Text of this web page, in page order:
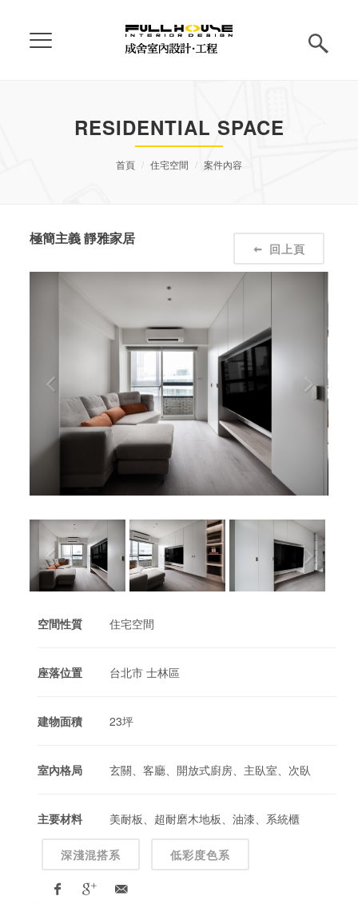
RESIDENTIAL SPACE
首頁 住宅空間 案件內容
極簡主義 靜雅家居
回上頁
空間性質 住宅空間
座落位置 台北市 士林區
建物面積 23坪
室內格局 玄關、客廳、開放式廚房、主臥室、次臥
主要材料 美耐板、超耐磨木地板、油漆、系統櫃
深淺混搭系 低彩度色系